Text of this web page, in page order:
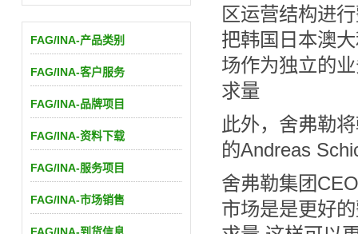
区运营结构进
把韩国日本澳
场作为独立的
求量
此外，舍弗勒
的Andreas
舍弗勒集团
市场是是更好
FAG/INA-产品类别
FAG/INA-客户服务
FAG/INA-品牌项目
FAG/INA-资料下载
FAG/INA-服务项目
FAG/INA-市场销售